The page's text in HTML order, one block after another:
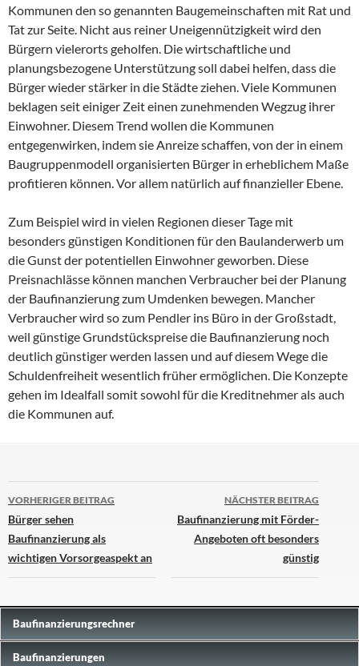
Kommunen den so genannten Baugemeinschaften mit Rat und
Tat zur Seite. Nicht aus reiner Uneigennützigkeit wird den
Bürgern vielerorts geholfen. Die wirtschaftliche und
planungsbezogene Unterstützung soll dabei helfen, dass die
Bürger wieder stärker in die Städte ziehen. Viele Kommunen
beklagen seit einiger Zeit einen zunehmenden Wegzug ihrer
Einwohner. Diesem Trend wollen die Kommunen
entgegenwirken, indem sie Anreize schaffen, von der in einem
Baugruppenmodell organisierten Bürger in erheblichem Maße
profitieren können. Vor allem natürlich auf finanzieller Ebene.
Zum Beispiel wird in vielen Regionen dieser Tage mit
besonders günstigen Konditionen für den Baulanderwerb um
die Gunst der potentiellen Einwohner geworben. Diese
Preisnachlässe können manchen Verbraucher bei der Planung
der Baufinanzierung zum Umdenken bewegen. Mancher
Verbraucher wird so zum Pendler ins Büro in der Großstadt,
weil günstige Grundstückspreise die Baufinanzierung noch
deutlich günstiger werden lassen und auf diesem Wege die
Schuldenfreiheit wesentlich früher ermöglichen. Die Konzepte
gehen im Idealfall somit sowohl für die Kreditnehmer als auch
die Kommunen auf.
Beitrags-
Navigation
VORHERIGER BEITRAG
Bürger sehen
Baufinanzierung als
wichtigen Vorsorgeaspekt an
NÄCHSTER BEITRAG
Baufinanzierung mit Förder-
Angeboten oft besonders
günstig
Baufinanzierungs­rechner
Baufinanzierungen